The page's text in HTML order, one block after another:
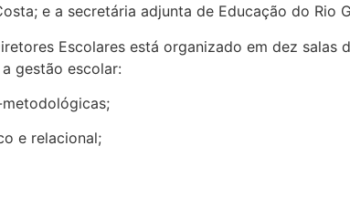
e a secretária adjunta de Educação do Rio
Escolares está organizado em dez salas
gestão escolar:
e relacional;